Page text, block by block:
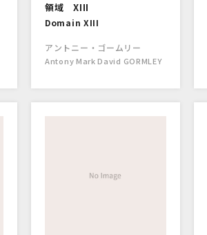
領域 XIII
Domain XIII
アントニー・ゴームリー
Antony Mark David GORMLEY